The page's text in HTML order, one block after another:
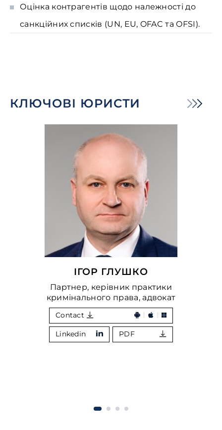
Оцінка контрагентів щодо належності до
санкційних списків (UN, EU, OFAC та OFSI).
КЛЮЧОВІ ЮРИСТИ
ІГОР ГЛУШКО
Партнер, керівник практики
кримінального права, адвокат
Contact
Linkedin PDF